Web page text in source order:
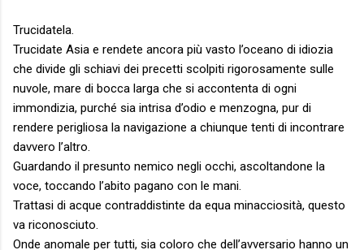
Trucidatela.
Trucidate Asia e rendete ancora più vasto l’oceano di idiozia
che divide gli schiavi dei precetti scolpiti rigorosamente sulle
nuvole, mare di bocca larga che si accontenta di ogni
immondizia, purché sia intrisa d’odio e menzogna, pur di
rendere perigliosa la navigazione a chiunque tenti di incontrare
davvero l’altro.
Guardando il presunto nemico negli occhi, ascoltandone la
voce, toccando l’abito pagano con le mani.
Trattasi di acque contraddistinte da equa minacciosità, questo
va riconosciuto.
Onde anomale per tutti, sia coloro che dell’avversario hanno un